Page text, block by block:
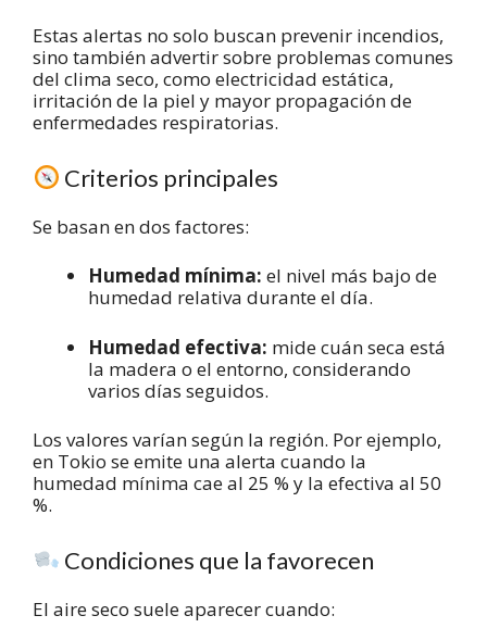
Estas alertas no solo buscan prevenir incendios,
sino también advertir sobre problemas comunes
del clima seco, como electricidad estática,
irritación de la piel y mayor propagación de
enfermedades respiratorias.
Criterios principales
Se basan en dos factores:
Humedad mínima: el nivel más bajo de
humedad relativa durante el día.
Humedad efectiva: mide cuán seca está
la madera o el entorno, considerando
varios días seguidos.
Los valores varían según la región. Por ejemplo,
en Tokio se emite una alerta cuando la
humedad mínima cae al 25 % y la efectiva al 50
%.
Condiciones que la favorecen
El aire seco suele aparecer cuando: